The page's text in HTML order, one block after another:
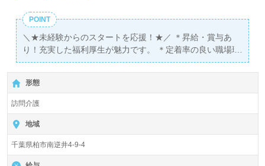
POINT
＼★未経験からのスタートを応援！★／ ＊昇給・賞与あ
り！充実した福利厚生が魅力です。 ＊定着率の良い職場環
境で正社員も目指すことができます！
形態
訪問介護
地域
千葉県柏市南逆井4-9-4